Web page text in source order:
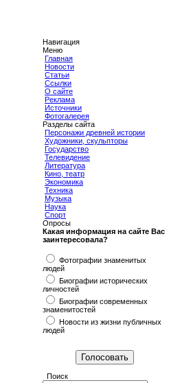
Навигация
Меню
Главная
Новости
Статьи
Ссылки
О сайте
Реклама
Источники
Фотогалерея
Разделы сайта
Персонажи древней истории
Художники, скульпторы
Государство
Телевидение
Литература
Кино, театр
Экономика
Техника
Музыка
Наука
Спорт
Опросы
Какая информация на сайте Вас
заинтересовала?
Фотографии знаменитых
людей
Биографии исторических
личностей
Биографии современных
знаменитостей
Новости из жизни публичных
людей
Поиск